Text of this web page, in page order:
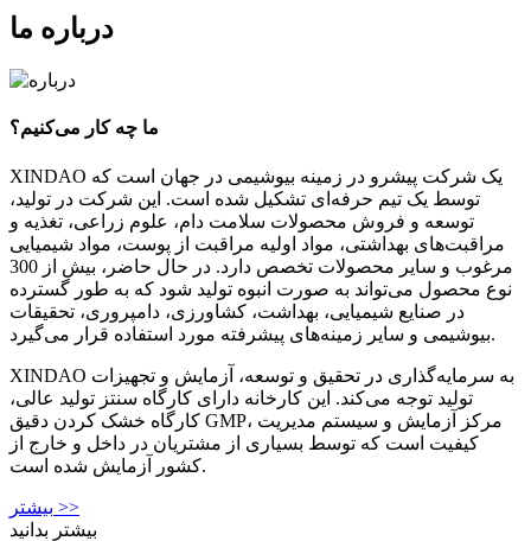
درباره ما
ما چه کار می‌کنیم؟
XINDAO یک شرکت پیشرو در زمینه بیوشیمی در جهان است که
توسط یک تیم حرفه‌ای تشکیل شده است. این شرکت در تولید،
توسعه و فروش محصولات سلامت دام، علوم زراعی، تغذیه و
مراقبت‌های بهداشتی، مواد اولیه مراقبت از پوست، مواد شیمیایی
مرغوب و سایر محصولات تخصص دارد. در حال حاضر، بیش از 300
نوع محصول می‌تواند به صورت انبوه تولید شود که به طور گسترده
در صنایع شیمیایی، بهداشت، کشاورزی، دامپروری، تحقیقات
بیوشیمی و سایر زمینه‌های پیشرفته مورد استفاده قرار می‌گیرد.
XINDAO به سرمایه‌گذاری در تحقیق و توسعه، آزمایش و تجهیزات
تولید توجه می‌کند. این کارخانه دارای کارگاه سنتز تولید عالی،
کارگاه خشک کردن دقیق GMP، مرکز آزمایش و سیستم مدیریت
کیفیت است که توسط بسیاری از مشتریان در داخل و خارج از
کشور آزمایش شده است.
بیشتر >>
بیشتر بدانید